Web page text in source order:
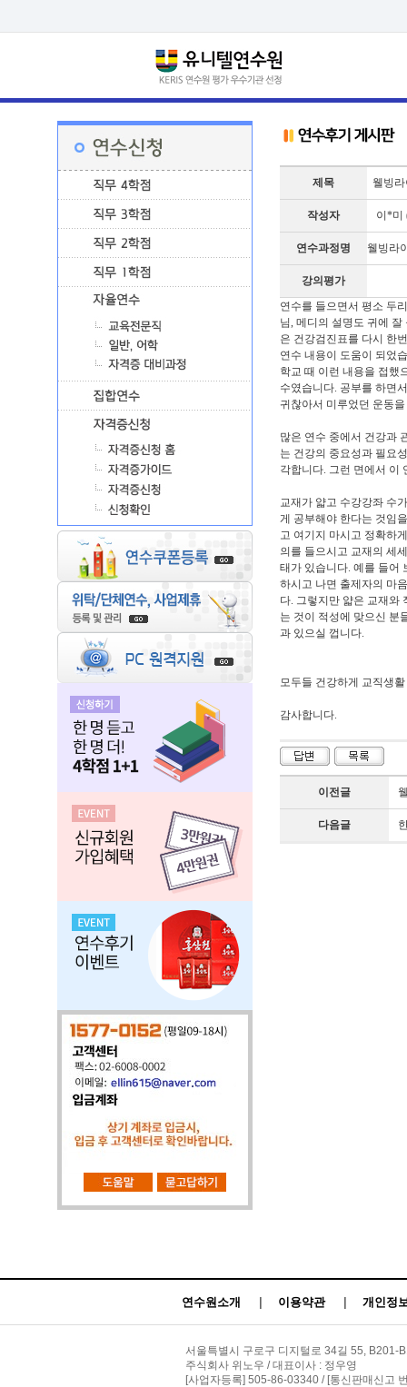
제목 웰빙
작성자 이*미
연수과정명 웰빙라
강의평가
연수를 들으면서 평소 두
님, 메디의 설명도 귀에
은 건강검진표를 다시 한
연수 내용이 도움이 되었
학교 때 이런 내용을 접했
수였습니다. 공부를 하면
귀찮아서 미루었던 운동
많은 연수 중에서 건강과
는 건강의 중요성과 필요
각합니다. 그런 면에서 이
교재가 얇고 수강강좌 수
게 공부해야 한다는 것임
고 여기지 마시고 정확하
의를 들으시고 교재의 세
태가 있습니다. 예를 들어
하시고 나면 출제자의 마
다. 그렇지만 얇은 교재와
는 것이 적성에 맞으신 분
과 있으실 껍니다.
모두들 건강하게 교직생
감사합니다.
이전글
다음글
연수원소개 이용약관 개인정
서울특별시 구로구 디지털로 34길 55, B201-
주식회사 위노우 / 대표이사 : 정우영
[사업자등록] 505-86-03340 / [통신판매신고